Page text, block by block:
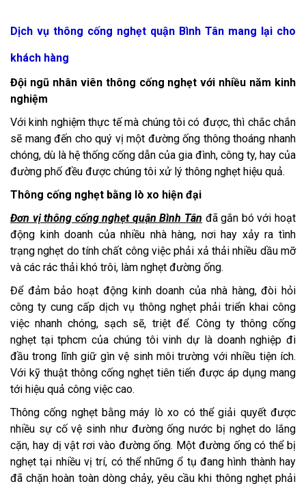
Dịch vụ thông cống nghẹt quận Bình Tân mang lại cho
khách hàng
Đội ngũ nhân viên thông cống nghẹt với nhiều năm kinh
nghiệm
Với kinh nghiệm thực tế mà chúng tôi có được, thì chắc chắn
sẽ mang đến cho quý vị một đường ống thông thoáng nhanh
chóng, dù là hệ thống cống dẫn của gia đình, công ty, hay của
đường phố đều được chúng tôi xử lý thông nghẹt hiệu quả.
Thông cống nghẹt bằng lò xo hiện đại
Đơn vị thông cống nghẹt quận Bình Tân đã gắn bó với hoạt
động kinh doanh của nhiều nhà hàng, nơi hay xảy ra tình
trạng nghẹt do tính chất công việc phải xả thải nhiều dầu mỡ
và các rác thải khó trôi, làm nghẹt đường ống.
Để đảm bảo hoạt động kinh doanh của nhà hàng, đòi hỏi
công ty cung cấp dịch vụ thông nghẹt phải triển khai công
việc nhanh chóng, sạch sẽ, triệt để. Công ty thông cống
nghẹt tại tphcm của chúng tôi vinh dự là doanh nghiệp đi
đầu trong lĩnh giữ gìn vệ sinh môi trường với nhiều tiện ích.
Với kỹ thuật thông cống nghẹt tiên tiến được áp dụng mang
tới hiệu quả công việc cao.
Thông cống nghẹt bằng máy lò xo có thể giải quyết được
nhiều sự cố vệ sinh như đường ống nước bị nghẹt do lắng
cặn, hay dị vật rơi vào đường ống. Một đường ống có thể bị
nghẹt tại nhiều vị trí, có thể những ổ tụ đang hình thành hay
đã chặn hoàn toàn dòng chảy, yêu cầu khi thông nghẹt phải